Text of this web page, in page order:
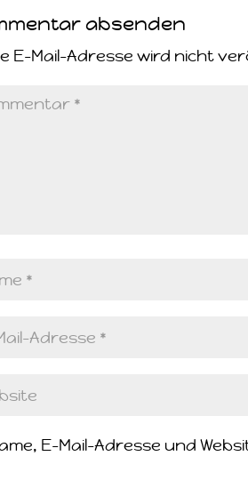
absenden
E-Mail-Adresse wird nicht
E-Mail-Adresse und